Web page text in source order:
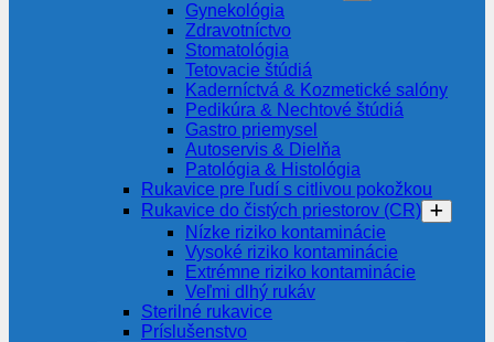
Gynekológia
Zdravotníctvo
Stomatológia
Tetovacie štúdiá
Kaderníctvá & Kozmetické salóny
Pedikúra & Nechtové štúdiá
Gastro priemysel
Autoservis & Dielňa
Patológia & Histológia
Rukavice pre ľudí s citlivou pokožkou
Rukavice do čistých priestorov (CR)
Nízke riziko kontaminácie
Vysoké riziko kontaminácie
Extrémne riziko kontaminácie
Veľmi dlhý rukáv
Sterilné rukavice
Príslušenstvo